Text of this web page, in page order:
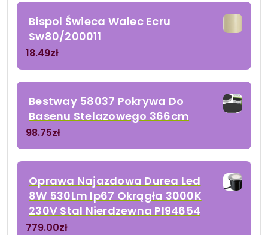
Bispol Świeca Walec Ecru
Sw80/200011
18.49zł
Bestway 58037 Pokrywa Do
Basenu Stelazowego 366cm
98.75zł
Oprawa Najazdowa Durea Led
8W 530Lm Ip67 Okrągła 3000K
230V Stal Nierdzewna Pl94654
779.00zł